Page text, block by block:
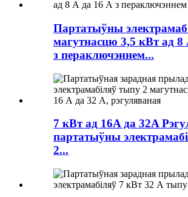
Партатыўны
магутнасцю 3,5 кВт ад 8
з пераключэннем...
7 кВт ад 16A да 32A
партатыўны
2...